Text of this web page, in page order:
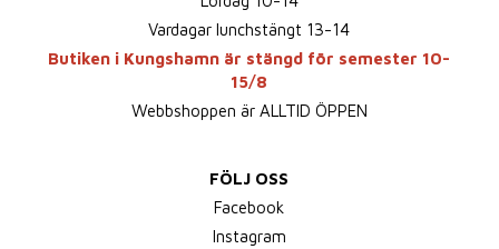
Vardagar lunchstängt 13-14
Butiken i Kungshamn är stängd för semester 10-
15/8
Webbshoppen är ALLTID ÖPPEN
FÖLJ OSS
Facebook
Instagram